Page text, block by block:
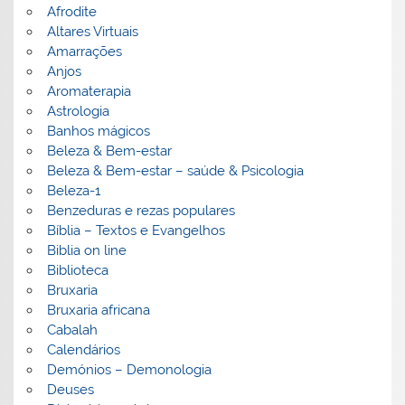
Afrodite
Altares Virtuais
Amarrações
Anjos
Aromaterapia
Astrologia
Banhos mágicos
Beleza & Bem-estar
Beleza & Bem-estar – saúde & Psicologia
Beleza-1
Benzeduras e rezas populares
Bíblia – Textos e Evangelhos
Biblia on line
Biblioteca
Bruxaria
Bruxaria africana
Cabalah
Calendários
Demónios – Demonologia
Deuses